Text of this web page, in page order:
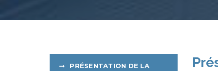
PRÉSENTATION DE LA